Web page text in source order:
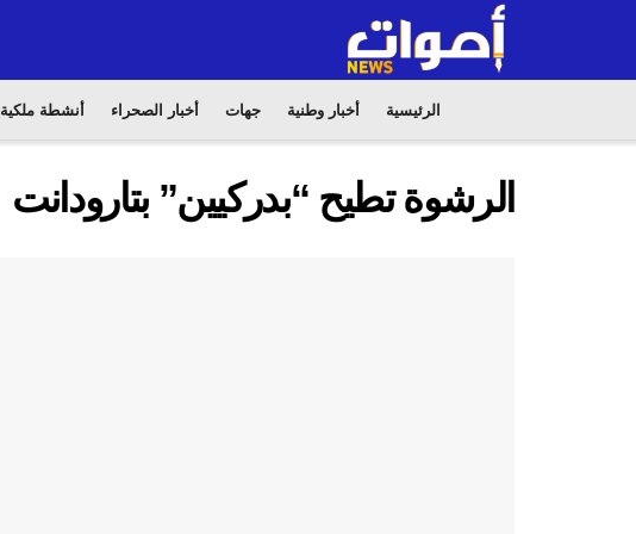
الرئيسية أخبار وطنية جهات أخبار الصحراء أنشطة ملكية
الرشوة تطيح “بدركيين” بتارودانت